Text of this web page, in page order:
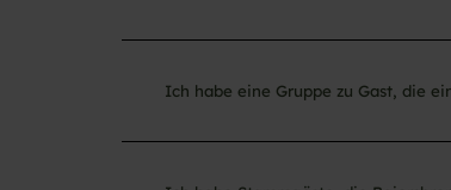
Ich habe eine Gruppe zu Gast, die